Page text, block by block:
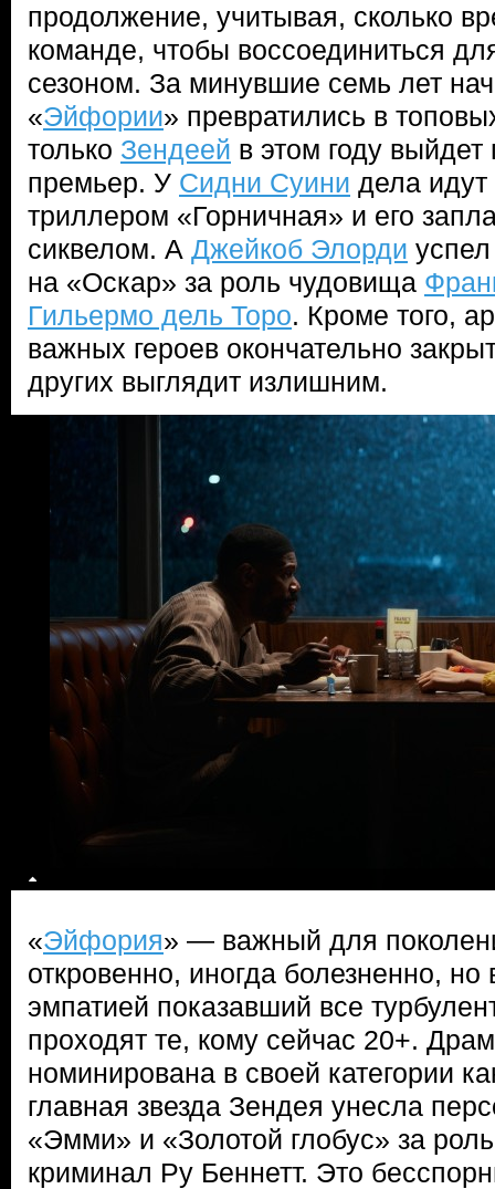
продолжение, учитывая, сколько
команде, чтобы воссоединиться
сезоном. За минувшие семь лет
«Эйфории» превратились в
только Зендеей в этом году выйдет
премьер. У Сидни Суини дела идут
триллером «Горничная» и его
сиквелом. А Джейкоб Элорди
на «Оскар» за роль чудовища
Гильермо дель Торо. Кроме того,
важных героев окончательно
других выглядит излишним.
«Эйфория» — важный для
откровенно, иногда болезненно,
эмпатией показавший все
проходят те, кому сейчас 20+.
номинирована в своей категории
главная звезда Зендея унесла
«Эмми» и «Золотой глобус» за
криминал Ру Беннетт. Это